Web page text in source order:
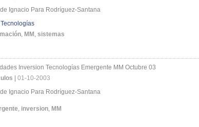
Ignacio Para Rodríguez-Santana
MM sistemas
Inversion Tecnologías Emergente MM Octubre 03
| 01-10-2003
Ignacio Para Rodríguez-Santana
inversion MM